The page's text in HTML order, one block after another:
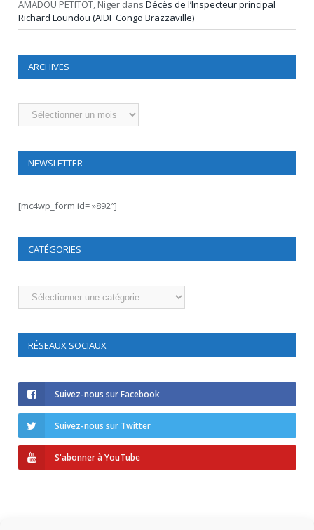
AMADOU PETITOT, Niger dans Décès de l’Inspecteur principal
Richard Loundou (AIDF Congo Brazzaville)
ARCHIVES
Archives
NEWSLETTER
[mc4wp_form id= »892″]
CATÉGORIES
Catégories
RÉSEAUX SOCIAUX
Suivez-nous sur Facebook
Suivez-nous sur Twitter
S'abonner à YouTube